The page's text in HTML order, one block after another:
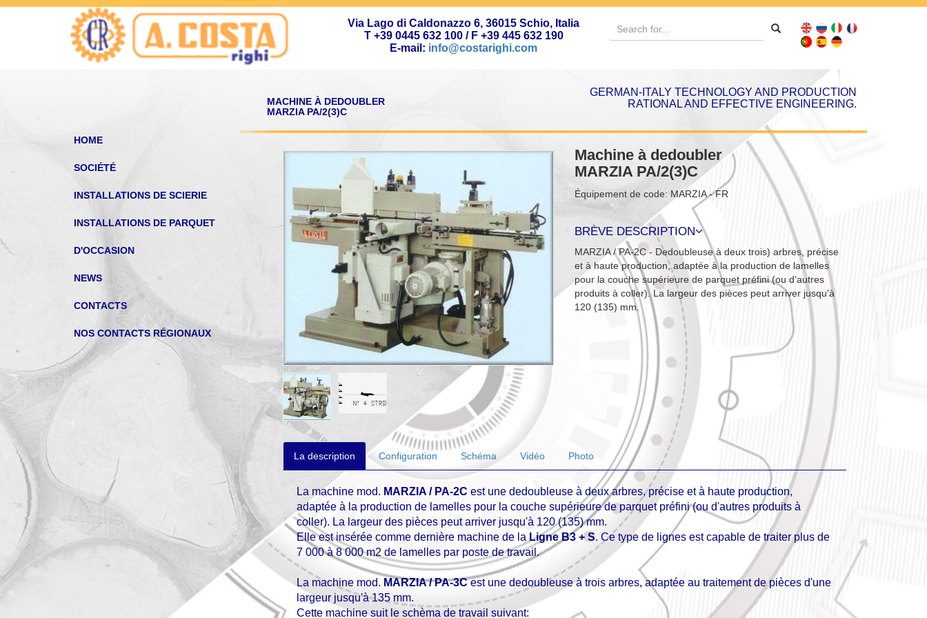
Via Lago di Caldonazzo 6, 36015 Schio, Italia
T +39 0445 632 100 / F +39 445 632 190
E-mail: info@costarighi.com
MACHINE À DEDOUBLER
MARZIA PA/2(3)C
GERMAN-ITALY TECHNOLOGY AND PRODUCTION
RATIONAL AND EFFECTIVE ENGINEERING.
HOME
SOCIÉTÉ
INSTALLATIONS DE SCIERIE
INSTALLATIONS DE PARQUET
D'OCCASION
NEWS
CONTACTS
NOS CONTACTS RÉGIONAUX
Machine à dedoubler
MARZIA PA/2(3)C
Équipement de code: MARZIA - FR
BRÈVE DESCRIPTION
MARZIA / PA-2C - Dedoubleuse à deux trois) arbres, précise
et à haute production, adaptée à la production de lamelles
pour la couche supérieure de parquet préfini (ou d'autres
produits à coller). La largeur des pièces peut arriver jusqu'à
120 (135) mm.
La description Configuration Schéma Vidéo Photo
La machine mod. MARZIA / PA-2C est une dedoubleuse à deux arbres, précise et à haute production,
adaptée à la production de lamelles pour la couche supérieure de parquet préfini (ou d'autres produits à
coller). La largeur des pièces peut arriver jusqu'à 120 (135) mm.
Elle est insérée comme dernière machine de la Ligne B3 + S. Ce type de lignes est capable de traiter plus de
7 000 à 8 000 m2 de lamelles par poste de travail.
La machine mod. MARZIA / PA-3Сest une dedoubleuse à trois arbres, adaptée au traitement de pièces d'une
largeur jusqu'à 135 mm.
Cette machine suit le schèma de travail suivant: